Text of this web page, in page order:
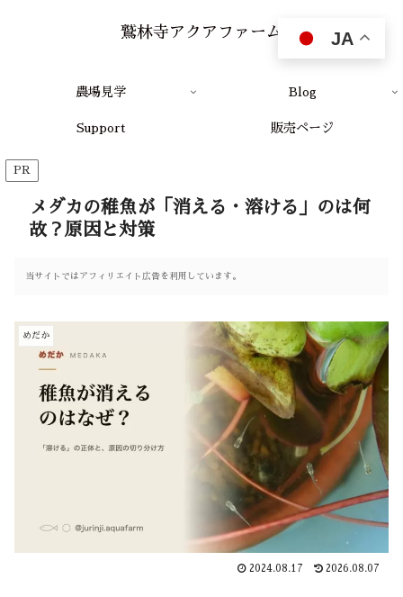
鷲林寺アクアファーム
農場見学 Blog
Support 販売ページ
PR
メダカの稚魚が「消える・溶ける」のは何
故？原因と対策
当サイトではアフィリエイト広告を利用しています。
めだか
2024.08.17 2026.08.07
JA